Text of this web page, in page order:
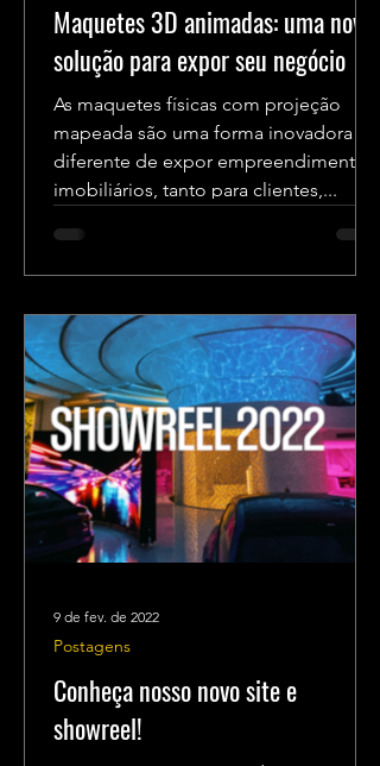
Maquetes 3D animadas: uma nova
solução para expor seu negócio
As maquetes físicas com projeção
mapeada são uma forma inovadora e
diferente de expor empreendimentos
imobiliários, tanto para clientes,...
Conheça nosso novo site e
showreel!
Postagens
9 de fev. de 2022